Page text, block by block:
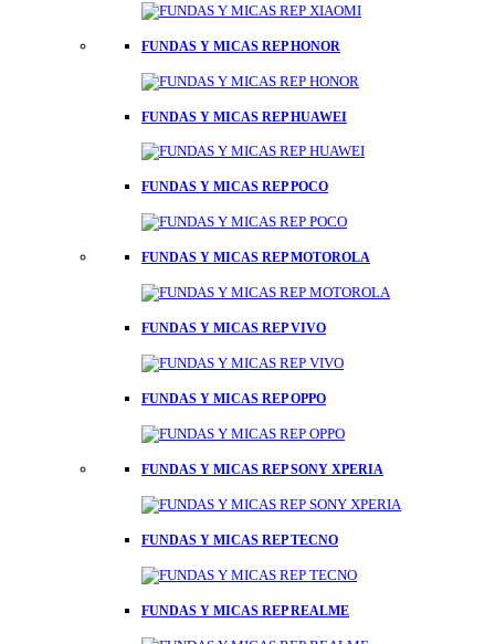
FUNDAS Y MICAS REP HONOR
FUNDAS Y MICAS REP HUAWEI
FUNDAS Y MICAS REP POCO
FUNDAS Y MICAS REP MOTOROLA
FUNDAS Y MICAS REP VIVO
FUNDAS Y MICAS REP OPPO
FUNDAS Y MICAS REP SONY XPERIA
FUNDAS Y MICAS REP TECNO
FUNDAS Y MICAS REP REALME